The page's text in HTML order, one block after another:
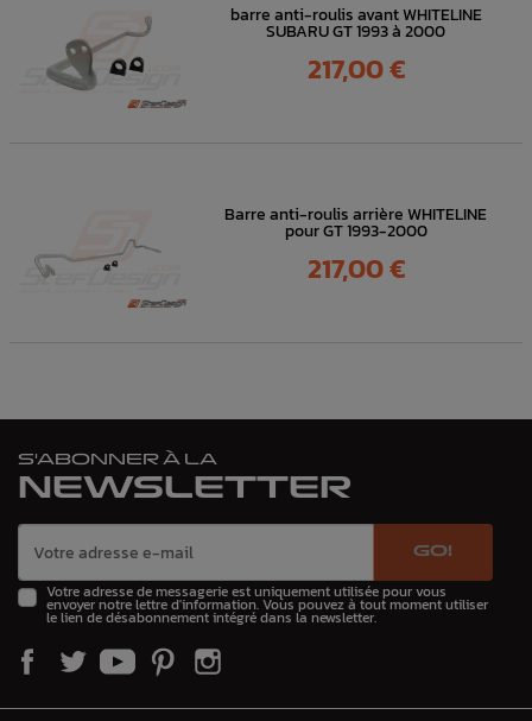
barre anti-roulis avant WHITELINE
SUBARU GT 1993 à 2000
Prix
217,00 €
Barre anti-roulis arrière WHITELINE
pour GT 1993-2000
Prix
217,00 €
S'ABONNER À LA
NEWSLETTER
GO!
Votre adresse de messagerie est uniquement utilisée pour vous
envoyer notre lettre d'information. Vous pouvez à tout moment utiliser
le lien de désabonnement intégré dans la newsletter.